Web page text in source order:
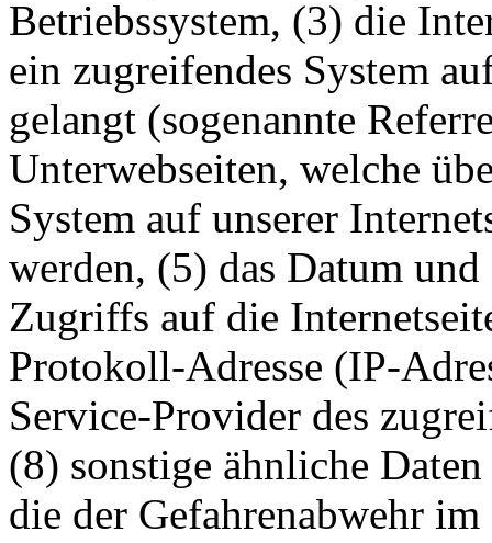
Betriebssystem, (3) die
ein zugreifendes System
gelangt (sogenannte
Unterwebseiten, welche
System auf unserer
werden, (5) das Datum
Zugriffs auf die
Protokoll-Adresse (IP-
Service-Provider des
(8) sonstige ähnliche
die der Gefahrenabwehr